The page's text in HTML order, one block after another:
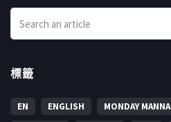
標籤
EN ENGLISH MONDAY MANNA